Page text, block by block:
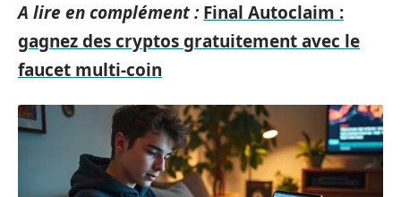
A lire en complément : Final Autoclaim :
gagnez des cryptos gratuitement avec le
faucet multi-coin